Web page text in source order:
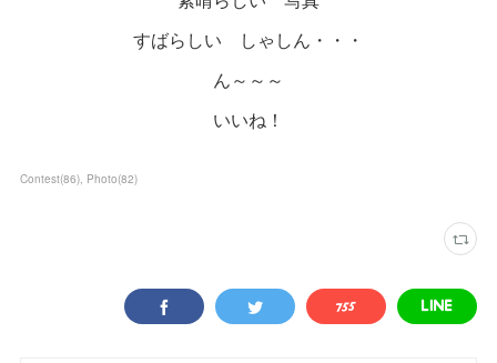
すばらしい しゃしん・・・
ん～～～
いいね！
Contest(86) Photo(82)